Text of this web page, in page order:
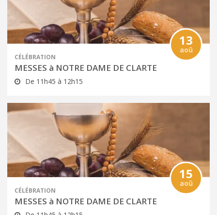
13
aoû
CÉLÉBRATION
MESSES à NOTRE DAME DE CLARTE
De 11h45 à 12h15
15
aoû
CÉLÉBRATION
MESSES à NOTRE DAME DE CLARTE